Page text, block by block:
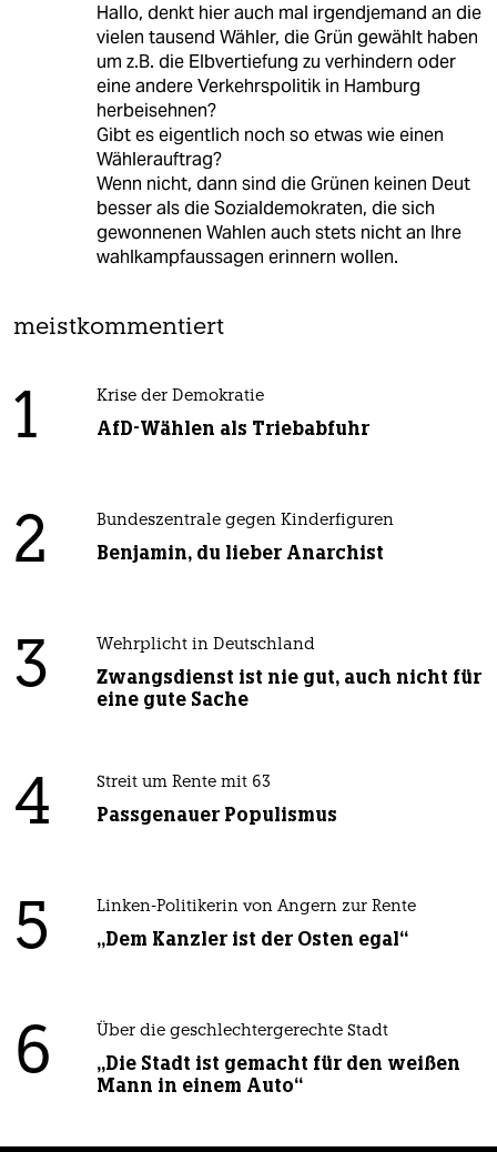
Hallo, denkt hier auch mal irgendjemand an die
vielen tausend Wähler, die Grün gewählt haben
um z.B. die Elbvertiefung zu verhindern oder
eine andere Verkehrspolitik in Hamburg
herbeisehnen?
Gibt es eigentlich noch so etwas wie einen
Wählerauftrag?
Wenn nicht, dann sind die Grünen keinen Deut
besser als die Sozialdemokraten, die sich
gewonnenen Wahlen auch stets nicht an Ihre
wahlkampfaussagen erinnern wollen.
meistkommentiert
1 Krise der Demokratie
AfD-Wählen als Triebabfuhr
2 Bundeszentrale gegen Kinderfiguren
Benjamin, du lieber Anarchist
3 Wehrplicht in Deutschland
Zwangsdienst ist nie gut, auch nicht für
eine gute Sache
4 Streit um Rente mit 63
Passgenauer Populismus
5 Linken-Politikerin von Angern zur Rente
„Dem Kanzler ist der Osten egal“
6 Über die geschlechtergerechte Stadt
„Die Stadt ist gemacht für den weißen
Mann in einem Auto“